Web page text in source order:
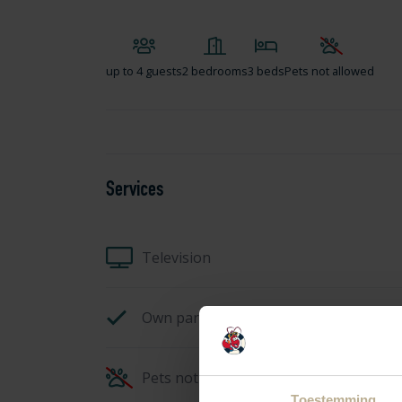
up to 4 guests2 bedrooms3 bedsPets not allowed
Services
Television
Own parking space
Pets not allowed